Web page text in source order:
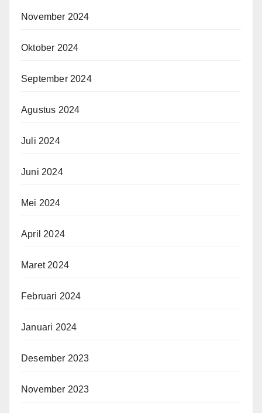
November 2024
Oktober 2024
September 2024
Agustus 2024
Juli 2024
Juni 2024
Mei 2024
April 2024
Maret 2024
Februari 2024
Januari 2024
Desember 2023
November 2023